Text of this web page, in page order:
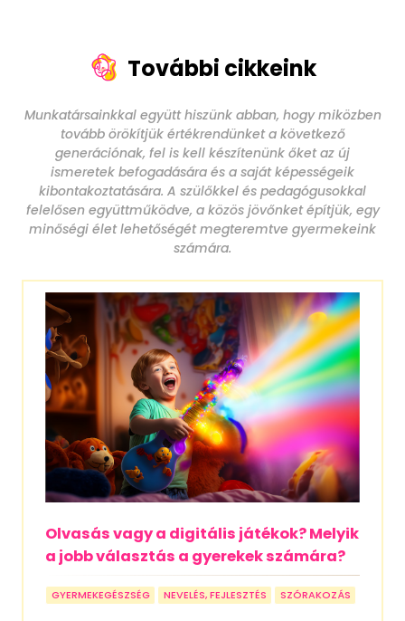
További cikkeink
Munkatársainkkal együtt hiszünk abban, hogy miközben
tovább örökítjük értékrendünket a következő
generációnak, fel is kell készítenünk őket az új
ismeretek befogadására és a saját képességeik
kibontakoztatására. A szülőkkel és pedagógusokkal
felelősen együttműködve, a közös jövőnket építjük, egy
minőségi élet lehetőségét megteremtve gyermekeink
számára.
Olvasás vagy a digitális játékok? Melyik
a jobb választás a gyerekek számára?
GYERMEKEGÉSZSÉG NEVELÉS, FEJLESZTÉS SZÓRAKOZÁS